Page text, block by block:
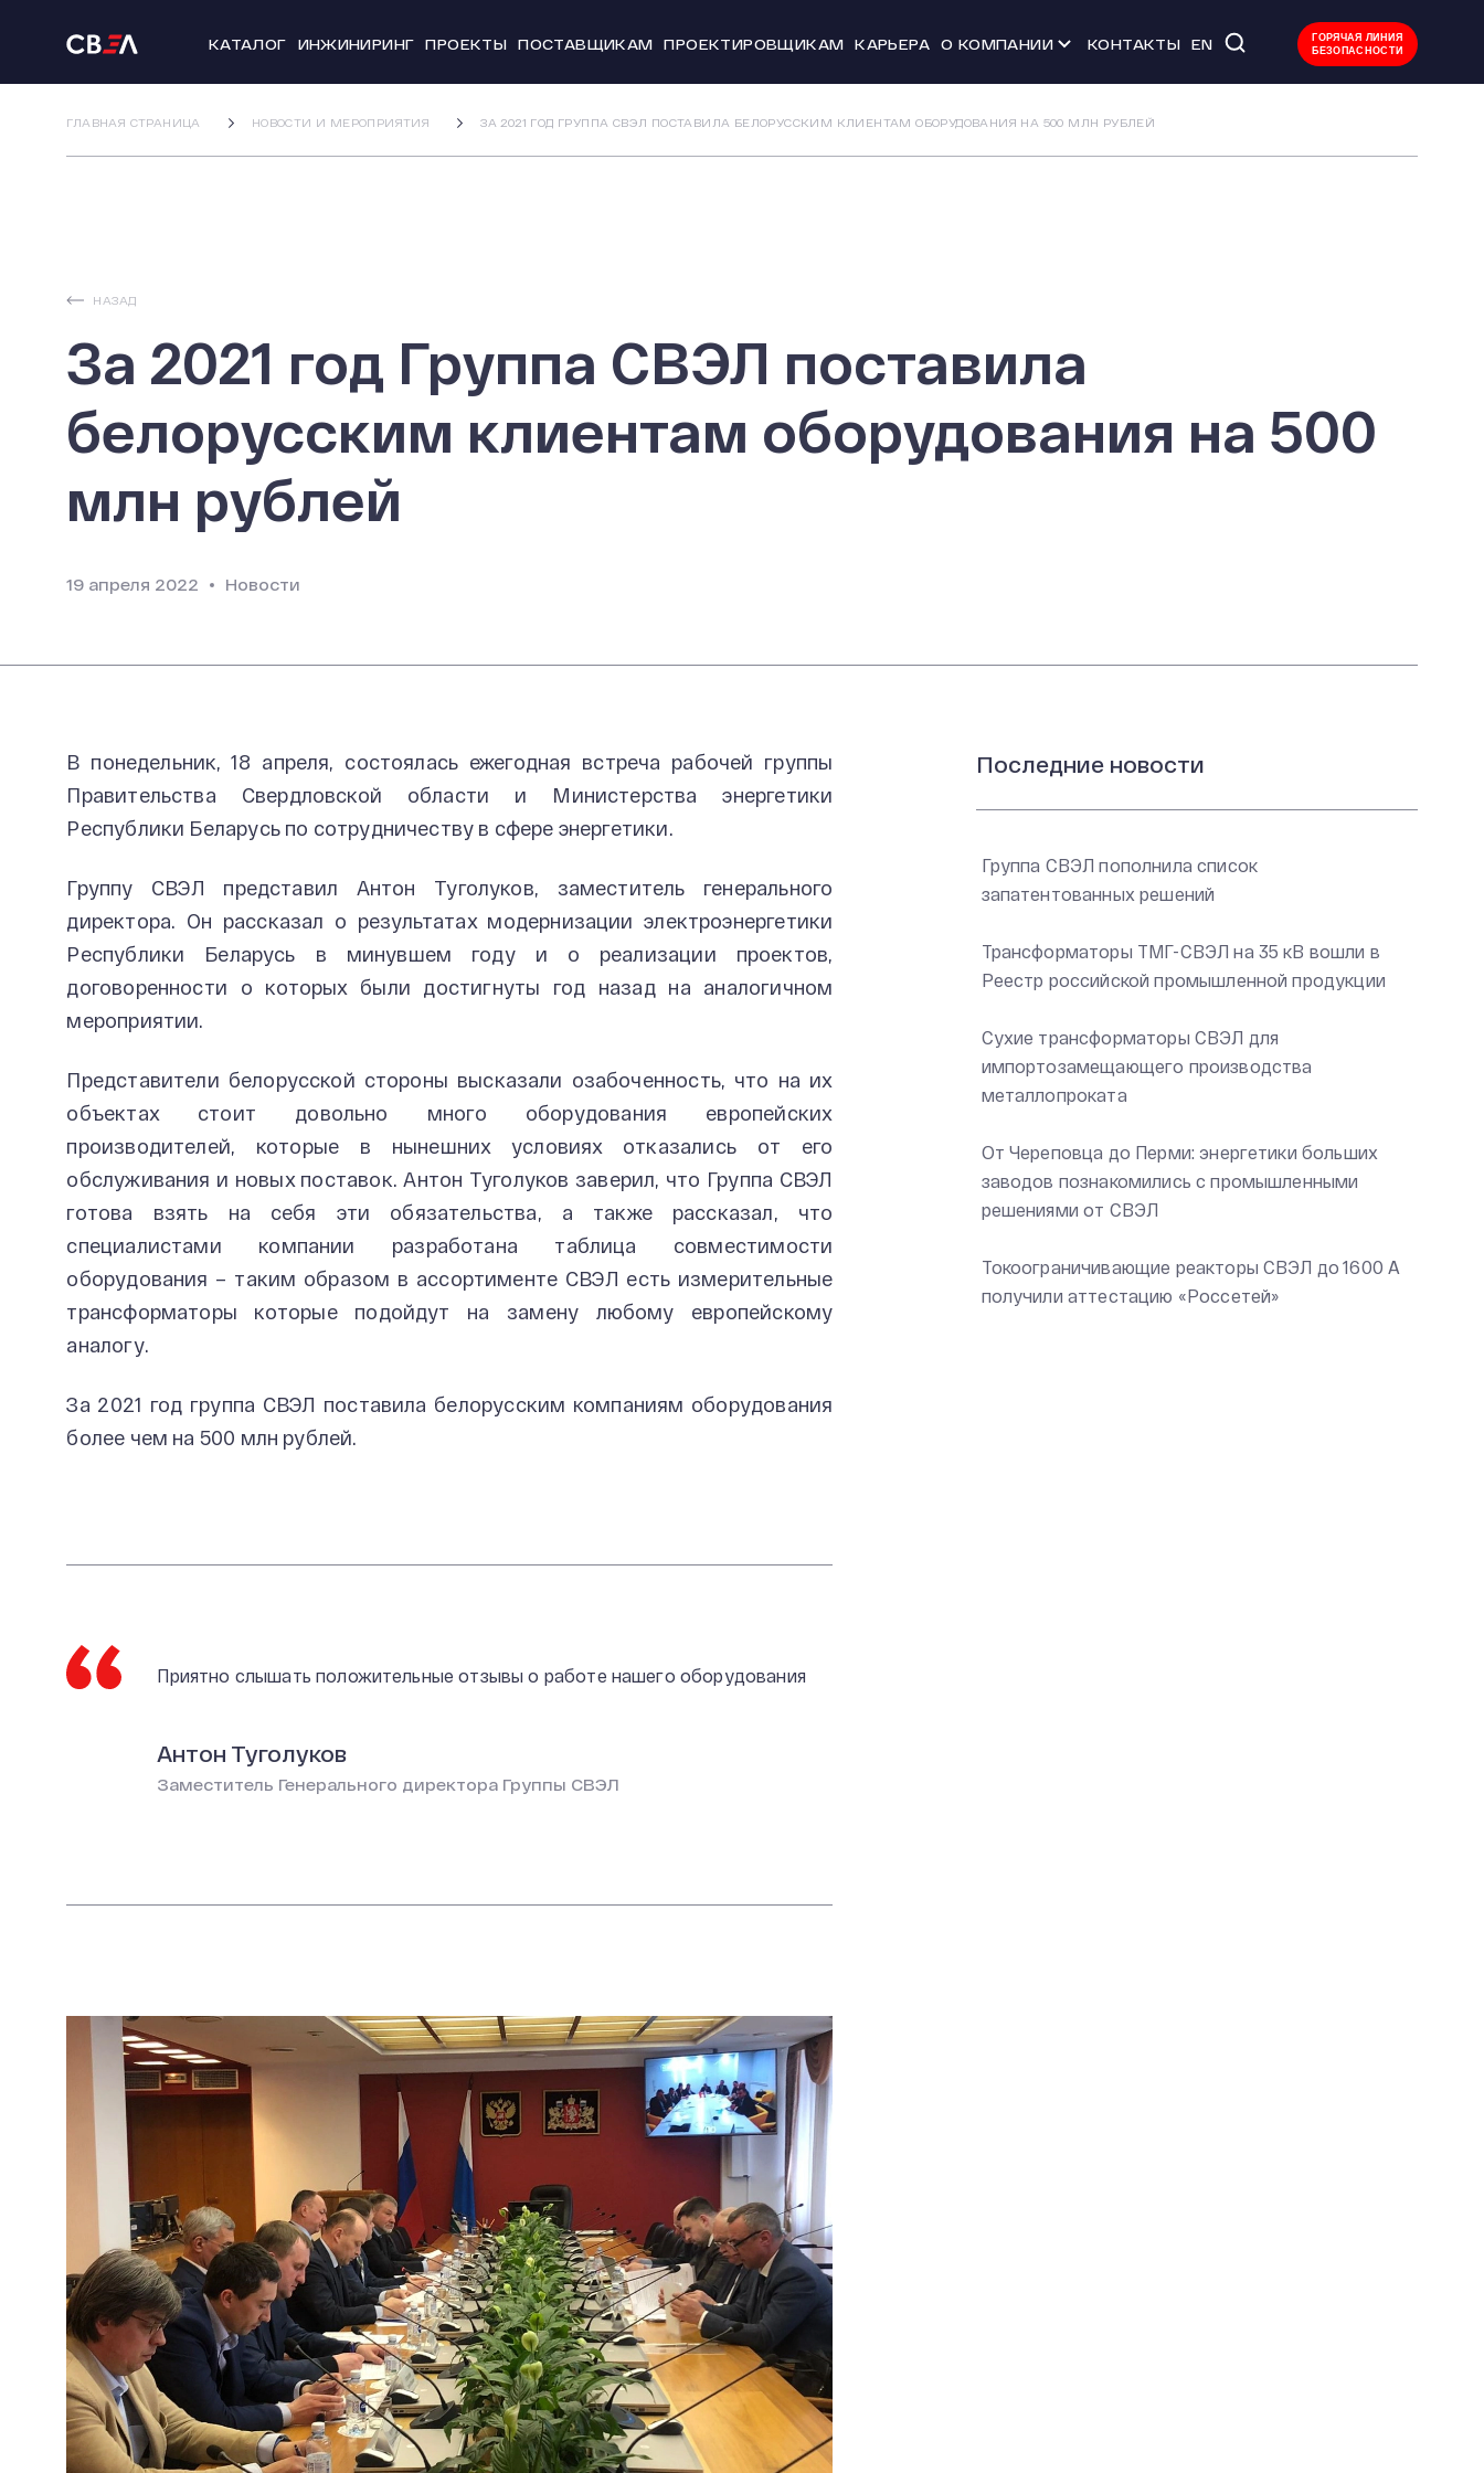
КАТАЛОГ ИНЖИНИРИНГ ПРОЕКТЫ ПОСТАВЩИКАМ ПРОЕКТИРОВЩИКАМ КАРЬЕРА О КОМПАНИИ КОНТАКТЫ EN
ГОРЯЧАЯ ЛИНИЯ
БЕЗОПАСНОСТИ
ГЛАВНАЯ СТРАНИЦА НОВОСТИ И МЕРОПРИЯТИЯ ЗА 2021 ГОД ГРУППА СВЭЛ ПОСТАВИЛА БЕЛОРУССКИМ КЛИЕНТАМ ОБОРУДОВАНИЯ НА 500 МЛН РУБЛЕЙ
НАЗАД
За 2021 год Группа СВЭЛ поставила
белорусским клиентам оборудования на 500
млн рублей
19 апреля 2022 Новости
В понедельник, 18 апреля, состоялась ежегодная встреча рабочей группы
Правительства Свердловской области и Министерства энергетики
Республики Беларусь по сотрудничеству в сфере энергетики.
Группу СВЭЛ представил Антон Туголуков, заместитель генерального
директора. Он рассказал о результатах модернизации электроэнергетики
Республики Беларусь в минувшем году и о реализации проектов,
договоренности о которых были достигнуты год назад на аналогичном
мероприятии.
Представители белорусской стороны высказали озабоченность, что на их
объектах стоит довольно много оборудования европейских
производителей, которые в нынешних условиях отказались от его
обслуживания и новых поставок. Антон Туголуков заверил, что Группа СВЭЛ
готова взять на себя эти обязательства, а также рассказал, что
специалистами компании разработана таблица совместимости
оборудования – таким образом в ассортименте СВЭЛ есть измерительные
трансформаторы которые подойдут на замену любому европейскому
аналогу.
За 2021 год группа СВЭЛ поставила белорусским компаниям оборудования
более чем на 500 млн рублей.
Приятно слышать положительные отзывы о работе нашего оборудования
Антон Туголуков
Заместитель Генерального директора Группы СВЭЛ
Последние новости
Группа СВЭЛ пополнила список
запатентованных решений
Трансформаторы ТМГ-СВЭЛ на 35 кВ вошли в
Реестр российской промышленной продукции
Сухие трансформаторы СВЭЛ для
импортозамещающего производства
металлопроката
От Череповца до Перми: энергетики больших
заводов познакомились с промышленными
решениями от СВЭЛ
Токоограничивающие реакторы СВЭЛ до 1600 А
получили аттестацию «Россетей»